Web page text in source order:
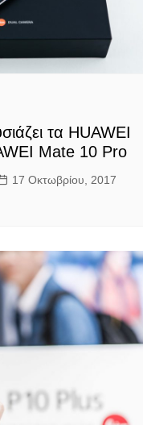
τα HUAWEI
Mate 10 Pro
17 Οκτωβρίου, 2017